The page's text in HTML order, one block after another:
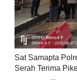
Sat Samapta
Serah Terima